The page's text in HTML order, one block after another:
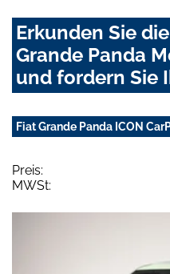
Erkunden Sie
Grande Panda
und fordern Sie
Fiat Grande Panda ICON
Preis:
MWSt: